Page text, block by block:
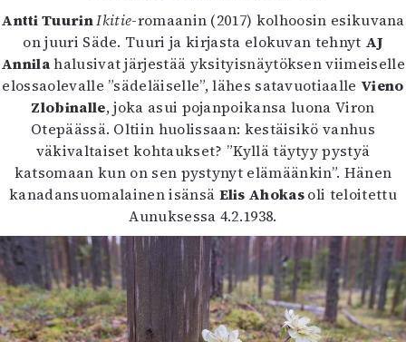
Antti TuurinIkitie-romaanin (2017) kolhoosin esikuvana
on juuri Säde. Tuuri ja kirjasta elokuvan tehnyt AJ
Annilahalusivat järjestää yksityisnäytöksen viimeiselle
elossaolevalle ”sädeläiselle”, lähes satavuotiaalle Vieno
Zlobinalle, joka asui pojanpoikansa luona Viron
Otepäässä. Oltiin huolissaan: kestäisikö vanhus
väkivaltaiset kohtaukset? ”Kyllä täytyy pystyä
katsomaan kun on sen pystynyt elämäänkin”. Hänen
kanadansuomalainen isänsä Elis Ahokasoli teloitettu
Aunuksessa 4.2.1938.